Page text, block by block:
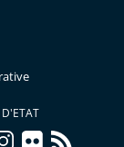
D'ETAT
flickr rss